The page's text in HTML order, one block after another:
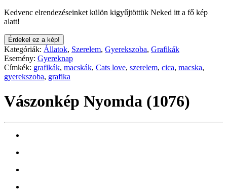
Kedvenc elrendezéseinket külön kigyűjtöttük Neked itt a fő kép
alatt!
Érdekel ez a kép!
Kategóriák: Állatok, Szerelem, Gyerekszoba, Grafikák
Esemény: Gyereknap
Címkék: grafikák, macskák, Cats love, szerelem, cica, macska,
gyerekszoba, grafika
Vászonkép Nyomda (1076)